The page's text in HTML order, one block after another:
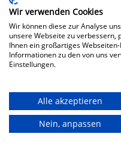
Bühne Frei!
Wir verwenden Cookies
Wir können diese zur Analyse
unsere Webseite zu
Ihnen ein großartiges
Informationen zu den von uns
Einstellungen.
Alle akzeptieren
Nein, anpassen